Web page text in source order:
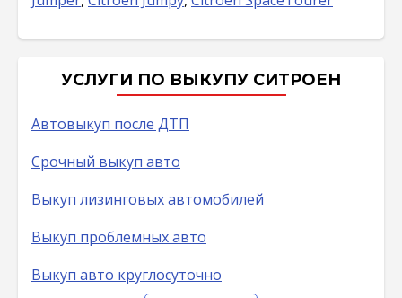
УСЛУГИ ПО ВЫКУПУ СИТРОЕН
Автовыкуп после ДТП
Срочный выкуп авто
Выкуп лизинговых автомобилей
Выкуп проблемных авто
Выкуп авто круглосуточно